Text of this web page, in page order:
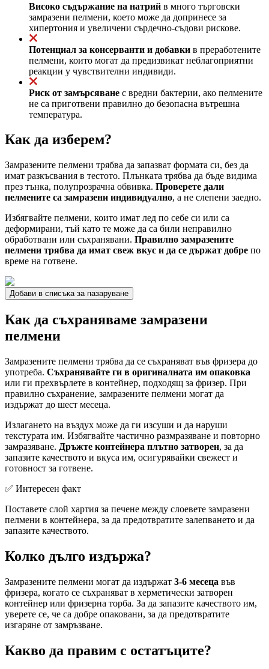
Високо съдържание на натрий в много търговски
замразени пелмени, което може да допринесе за
хипертония и увеличени сърдечно-съдови рискове.
Потенциал за консерванти и добавки в преработените
пелмени, които могат да предизвикат неблагоприятни
реакции у чувствителни индивиди.
Риск от замърсяване с вредни бактерии, ако пелмените
не са приготвени правилно до безопасна вътрешна
температура.
Как да изберем?
Замразените пелмени трябва да запазват формата си, без да
имат разкъсвания в тестото. Плънката трябва да бъде видима
през тънка, полупрозрачна обвивка. Проверете дали
пелмените са замразени индивидуално, а не слепени заедно.
Избягвайте пелмени, които имат лед по себе си или са
деформирани, тъй като те може да са били неправилно
обработвани или съхранявани. Правилно замразените
пелмени трябва да имат свеж вкус и да се държат добре по
време на готвене.
Добави в списъка за пазаруване
Как да съхраняваме замразени
пелмени
Замразените пелмени трябва да се съхраняват във фризера до
употреба. Съхранявайте ги в оригиналната им опаковка
или ги прехвърлете в контейнер, подходящ за фризер. При
правилно съхранение, замразените пелмени могат да
издържат до шест месеца.
Излагането на въздух може да ги изсуши и да наруши
текстурата им. Избягвайте частично размразяване и повторно
замразяване. Дръжте контейнера плътно затворен, за да
запазите качеството и вкуса им, осигурявайки свежест и
готовност за готвене.
✅ Интересен факт
Поставете слой хартия за печене между слоевете замразени
пелмени в контейнера, за да предотвратите залепването и да
запазите качеството.
Колко дълго издържа?
Замразените пелмени могат да издържат 3-6 месеца във
фризера, когато се съхраняват в херметически затворен
контейнер или фризерна торба. За да запазите качеството им,
уверете се, че са добре опаковани, за да предотвратите
изгаряне от замръзване.
Какво да правим с остатъците?